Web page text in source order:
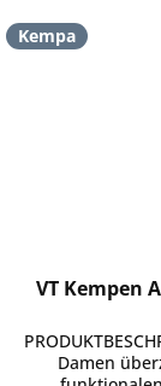
Kempa
VT Kempen
Damen